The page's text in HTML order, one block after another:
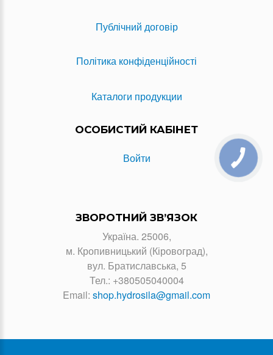
Публічний договір
Політика конфіденційності
Каталоги продукции
ОСОБИСТИЙ КАБІНЕТ
Войти
ЗВОРОТНИЙ ЗВ’ЯЗОК
Україна. 25006,
м. Кропивницький (Кіровоград),
вул. Братиславська, 5
Тел.: +380505040004
Email: shop.hydrosila@gmail.com